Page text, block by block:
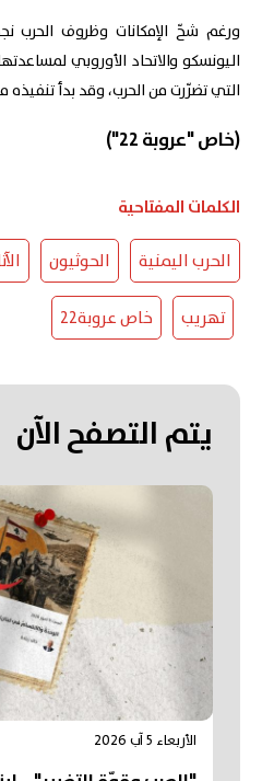
ورغم شحّ الإمكانات وظروف الحرب
اليونسكو والاتحاد الأوروبي
التي تضرّرت من الحرب، وقد بدأ تنفيذه من
(خاص "عروبة 22")
الكلمات المفتاحية
الحرب اليمنية الحوثيون
تهريب خاص عروبة22
يتم التصفح الآن
الأربعاء 5 آب 2026